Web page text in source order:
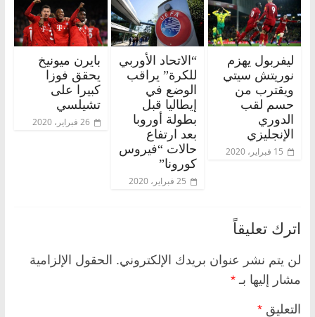
ليفربول يهزم
نوريتش سيتي
ويقترب من
حسم لقب
الدوري
الإنجليزي
15 فبراير، 2020
“الاتحاد الأوربي
للكرة” يراقب
الوضع في
إيطاليا قبل
بطولة أوروبا
بعد ارتفاع
حالات “فيروس
كورونا”
25 فبراير، 2020
بايرن ميونيخ
يحقق فوزا
كبيرا على
تشيلسي
26 فبراير، 2020
اترك تعليقاً
لن يتم نشر عنوان بريدك الإلكتروني. الحقول الإلزامية
مشار إليها بـ *
التعليق *